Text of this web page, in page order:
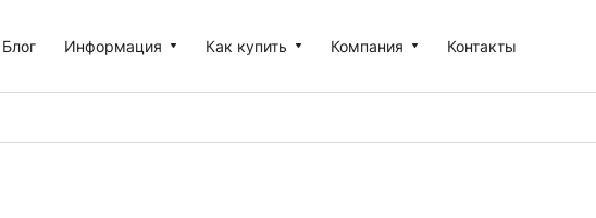
Блог Информация Как купить Компания Контакты